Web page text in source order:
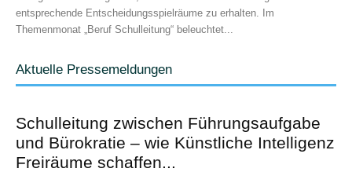
entsprechende Entscheidungsspielräume zu erhalten. Im
Themenmonat „Beruf Schulleitung“ beleuchtet...
Aktuelle Pressemeldungen
Schulleitung zwischen Führungsaufgabe
und Bürokratie – wie Künstliche Intelligenz
Freiräume schaffen...